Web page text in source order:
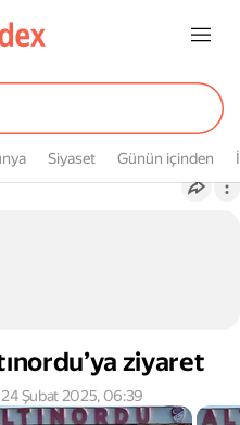
Siyaset Günün içinden
ziyaret
24 Şubat 2025, 06:39